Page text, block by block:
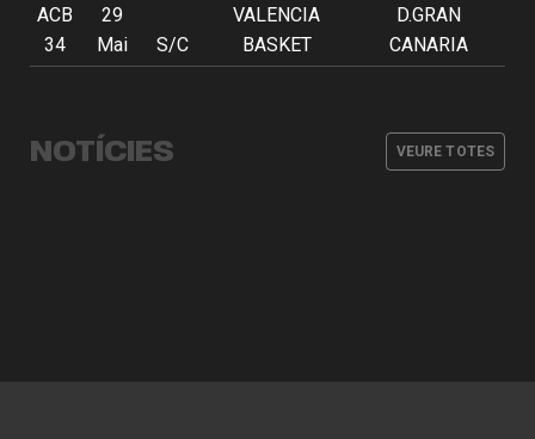
ACB
34
29
Mai
S/C
VALENCIA
BASKET
D.GRAN
CANARIA
NOTÍCIES VEURE TOTES
tècnic masculí per a la temporada